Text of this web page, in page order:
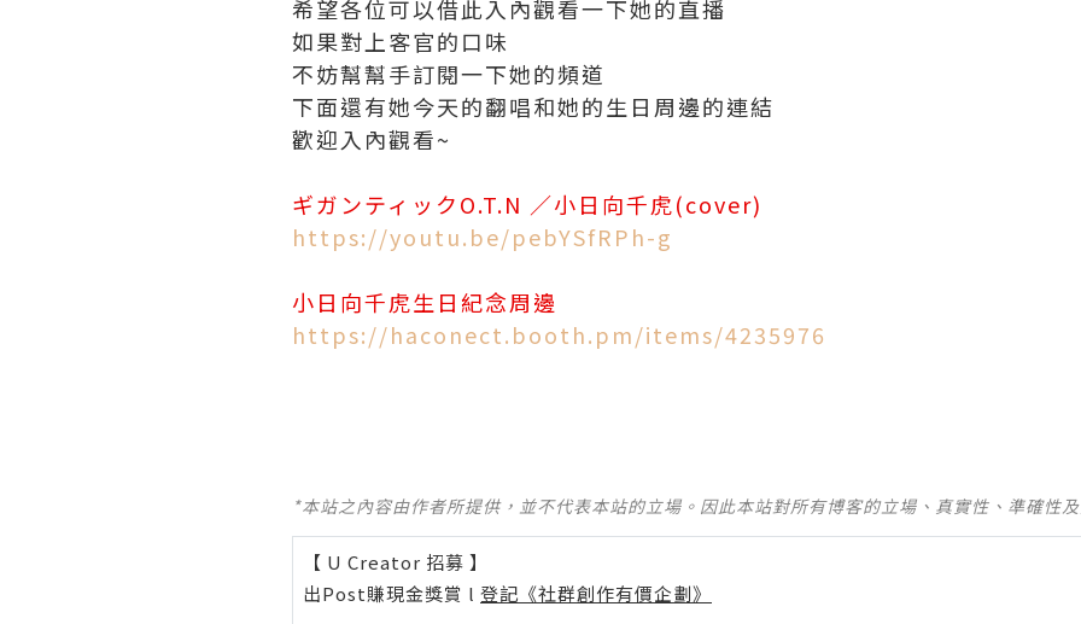
希望各位可以借此入內觀看一下她的直播
如果對上客官的口味
不妨幫幫手訂閱一下她的頻道
下面還有她今天的翻唱和她的生日周邊的連結
歡迎入內觀看~
ギガンティックO.T.N ／小日向千虎(cover)
https://youtu.be/pebYSfRPh-g
小日向千虎生日紀念周邊
https://haconect.booth.pm/items/4235976
*本站之內容由作者所提供，並不代表本站的立場。因此本站對所有博客的立場、真實性、準確性
【 U Creator 招募 】
出Post賺現金獎賞 l 登記《社群創作有價企劃》